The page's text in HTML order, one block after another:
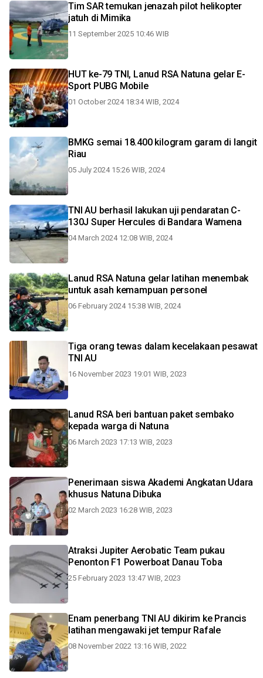
Tim SAR temukan jenazah pilot helikopter
jatuh di Mimika
11 September 2025 10:46 WIB
HUT ke-79 TNI, Lanud RSA Natuna gelar E-
Sport PUBG Mobile
01 October 2024 18:34 WIB, 2024
BMKG semai 18.400 kilogram garam di langit
Riau
05 July 2024 15:26 WIB, 2024
TNI AU berhasil lakukan uji pendaratan C-
130J Super Hercules di Bandara Wamena
04 March 2024 12:08 WIB, 2024
Lanud RSA Natuna gelar latihan menembak
untuk asah kemampuan personel
06 February 2024 15:38 WIB, 2024
Tiga orang tewas dalam kecelakaan pesawat
TNI AU
16 November 2023 19:01 WIB, 2023
Lanud RSA beri bantuan paket sembako
kepada warga di Natuna
06 March 2023 17:13 WIB, 2023
Penerimaan siswa Akademi Angkatan Udara
khusus Natuna Dibuka
02 March 2023 16:28 WIB, 2023
Atraksi Jupiter Aerobatic Team pukau
Penonton F1 Powerboat Danau Toba
25 February 2023 13:47 WIB, 2023
Enam penerbang TNI AU dikirim ke Prancis
latihan mengawaki jet tempur Rafale
08 November 2022 13:16 WIB, 2022